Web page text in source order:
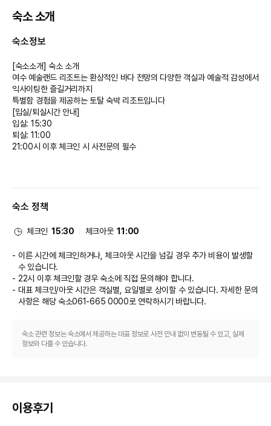
숙소 소개
숙소정보
[숙소소개] 숙소 소개
여수 예술랜드 리조트는 환상적인 바다 전망의 다양한 객실과 예술적 감성에서
익사이팅한 즐길거리까지
특별함 경험을 제공하는 토탈 숙박 리조트입니다
[입실/퇴실시간 안내]
입실: 15:30
퇴실: 11:00
21:00시 이후 체크인 시 사전문의 필수
숙소 정책
체크인 15:30 체크아웃 11:00
이른 시간에 체크인하거나, 체크아웃 시간을 넘길 경우 추가 비용이 발생할
수 있습니다.
22시 이후 체크인할 경우 숙소에 직접 문의해야 합니다.
대표 체크인/아웃 시간은 객실별, 요일별로 상이할 수 있습니다. 자세한 문의
사항은 해당 숙소061-665 0000로 연락하시기 바랍니다.
숙소 관련 정보는 숙소에서 제공하는 대표 정보로 사전 안내 없이 변동될 수 있고, 실제
정보와 다를 수 있습니다.
이용후기